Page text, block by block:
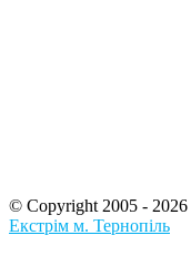
© Copyright 2005 - 2026
Екстрім м. Тернопіль